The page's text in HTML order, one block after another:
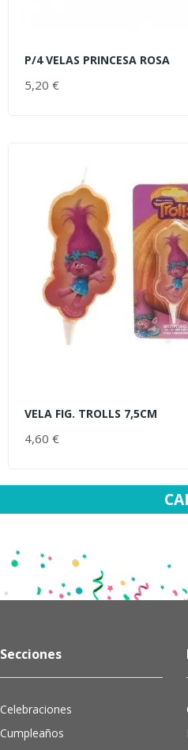
P/4 VELAS PRINCESA ROSA
5,20 €AÑADIR AL CARRITO
VELA FIG. TROLLS 7,5CM
4,60 €AÑADIR AL CARRITO
Secciones
Celebraciones
Cumpleaños